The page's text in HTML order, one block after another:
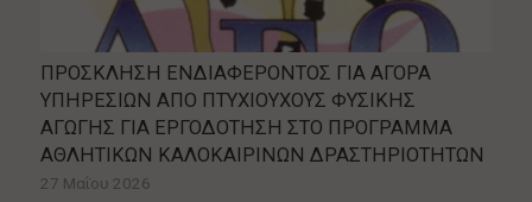
ΠΡΟΣΚΛΗΣΗ ΕΝΔΙΑΦΕΡΟΝΤΟΣ ΓΙΑ ΑΓΟΡΑ
ΥΠΗΡΕΣΙΩΝ ΑΠΟ ΠΤΥΧΙΟΥΧΟΥΣ ΦΥΣΙΚΗΣ
ΑΓΩΓΗΣ ΓΙΑ ΕΡΓΟΔΟΤΗΣΗ ΣΤΟ ΠΡΟΓΡΑΜΜΑ
ΑΘΛΗΤΙΚΩΝ ΚΑΛΟΚΑΙΡΙΝΩΝ ΔΡΑΣΤΗΡΙΟΤΗΤΩΝ
27 Μαΐου 2026